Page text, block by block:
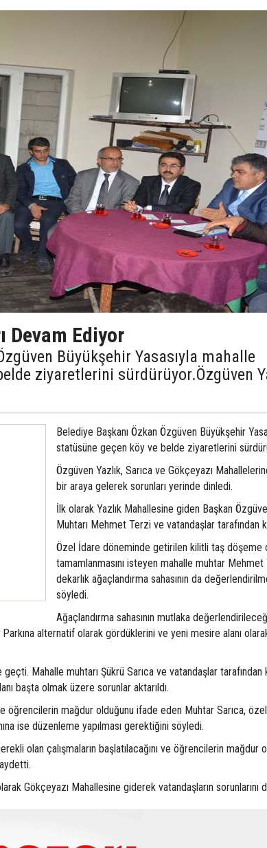
Devam Ediyor
Büyükşehir Yasasıyla mahalle
ziyaretlerini sürdürüyor.Özgüven
Belediye Başkanı Özkan Özgüven Büyükşehir
statüsüne geçen köy ve belde ziyaretlerini
Özgüven Yazlık, Sarıca ve Gökçeyazı
bir araya gelerek sorunları yerinde dinledi.
İlk olarak Yazlık Mahallesine giden Başkan
Muhtarı Mehmet Terzi ve vatandaşlar tarafından
Özel İdare döneminde getirilen kilitli taş döşeme
tamamlanmasını isteyen mahalle muhtar
dekarlık ağaçlandırma sahasının da
söyledi.
Ağaçlandırma sahasının mutlaka
alternatif olarak gördüklerini ve yeni mesire alanı
Mahalle muhtarı Şükrü Sarıca ve vatandaşlar tarafından
başta olmak üzere sorunlar aktarıldı.
öğrencilerin mağdur olduğunu ifade eden Muhtar Sarıca,
ise düzenleme yapılması gerektiğini söyledi.
olan çalışmaların başlatılacağını ve öğrencilerin mağdur
Gökçeyazı Mahallesine giderek vatandaşların sorunlarını